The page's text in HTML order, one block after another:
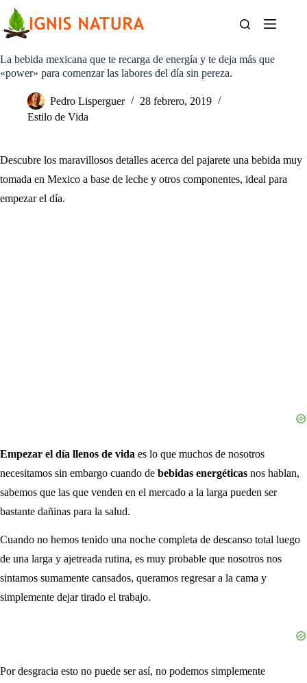
contenido
La bebida mexicana que te recarga de energía y te deja más que
«power» para comenzar las labores del día sin pereza.
Pedro Lisperguer
28 febrero, 2019
Estilo de Vida
Descubre los maravillosos detalles acerca del pajarete una bebida muy
tomada en Mexico a base de leche y otros componentes, ideal para
empezar el día.
Empezar el día llenos de vida es lo que muchos de nosotros
necesitamos sin embargo cuando de bebidas energéticas nos hablan,
sabemos que las que venden en el mercado a la larga pueden ser
bastante dañinas para la salud.
Cuando no hemos tenido una noche completa de descanso total luego
de una larga y ajetreada rutina, es muy probable que nosotros nos
sintamos sumamente cansados, queramos regresar a la cama y
simplemente dejar tirado el trabajo.
Por desgracia esto no puede ser así, no podemos simplemente